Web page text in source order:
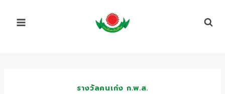
รางวัลคนเก่ง ก.พ.ส.